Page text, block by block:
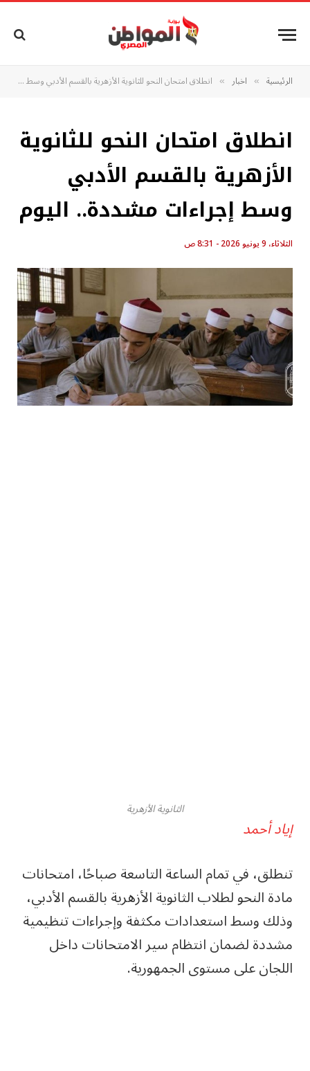
الرئيسية » اخبار » انطلاق امتحان النحو للثانوية الأزهرية بالقسم الأدبي وسط إجراءات مشددة.. اليوم
انطلاق امتحان النحو للثانوية
الأزهرية بالقسم الأدبي
وسط إجراءات مشددة.. اليوم
الثلاثاء، 9 يونيو 2026 - 8:31 ص
الثانوية الأزهرية
إياد أحمد
تنطلق، في تمام الساعة التاسعة صباحًا، امتحانات
مادة النحو لطلاب الثانوية الأزهرية بالقسم الأدبي،
وذلك وسط استعدادات مكثفة وإجراءات تنظيمية
مشددة لضمان انتظام سير الامتحانات داخل
اللجان على مستوى الجمهورية.